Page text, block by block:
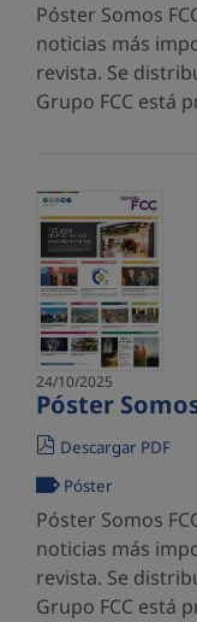
Póster Somos
noticias más
revista. Se
Grupo FCC está
24/10/2025
Póster
Descargar PDF
Póster
Póster Somos
noticias más
revista. Se
Grupo FCC está